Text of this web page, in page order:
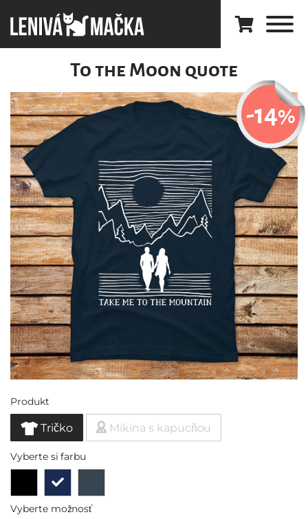
To the Moon quote
-14%
Produkt
Tričko Mikina s kapucňou
Vyberte si farbu
Vyberte možnosť